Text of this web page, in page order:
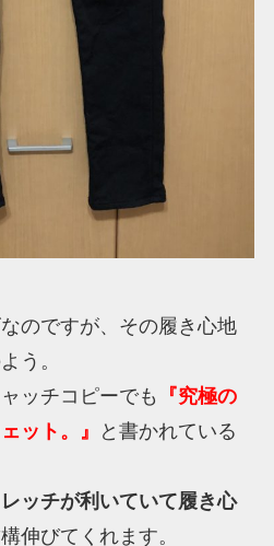
のですが、その履き心地
う。
ッチコピーでも
『究極の
ット。』
と書かれている
ッチが利いていて履き心
伸びてくれます。